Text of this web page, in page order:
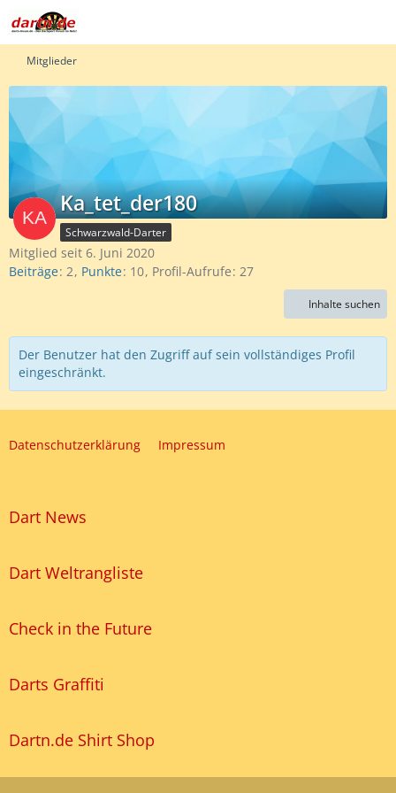
Mitglieder
Ka_tet_der180
Schwarzwald-Darter
Mitglied seit 6. Juni 2020
Beiträge 2 Punkte 10 Profil-Aufrufe 27
Inhalte suchen
Der Benutzer hat den Zugriff auf sein vollständiges Profil
eingeschränkt.
Datenschutzerklärung Impressum
Dart News
Dart Weltrangliste
Check in the Future
Darts Graffiti
Dartn.de Shirt Shop